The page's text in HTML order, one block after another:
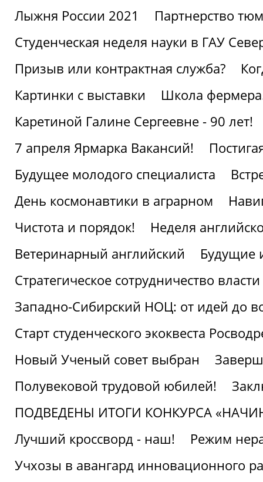
Лыжня России 2021
Партнерство
Студенческая неделя науки в ГАУ
Призыв или контрактная служба?
Картинки с выставки
Школа
Каретиной Галине Сергеевне - 90 лет!
7 апреля Ярмарка Вакансий!
Будущее молодого специалиста
День космонавтики в аграрном
Чистота и порядок!
Неделя
Ветеринарный английский
Будущие
Стратегическое сотрудничество
Западно-Сибирский НОЦ: от идей до
Старт студенческого экоквеста
Новый Ученый совет выбран
Полувековой трудовой юбилей!
ПОДВЕДЕНЫ ИТОГИ КОНКУРСА
Лучший кроссворд - наш!
Режим
Учхозы в авангард инновационного